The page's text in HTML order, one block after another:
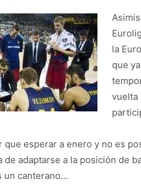
la
que
vuelta
que esperar a enero y no es
de adaptarse a la posición de
un canterano…